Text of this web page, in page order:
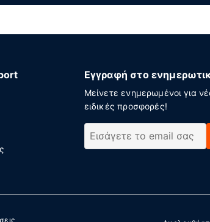
Εγγραφή στο
Μείνετε ενημερωμένοι για
ειδικές προσφορές!